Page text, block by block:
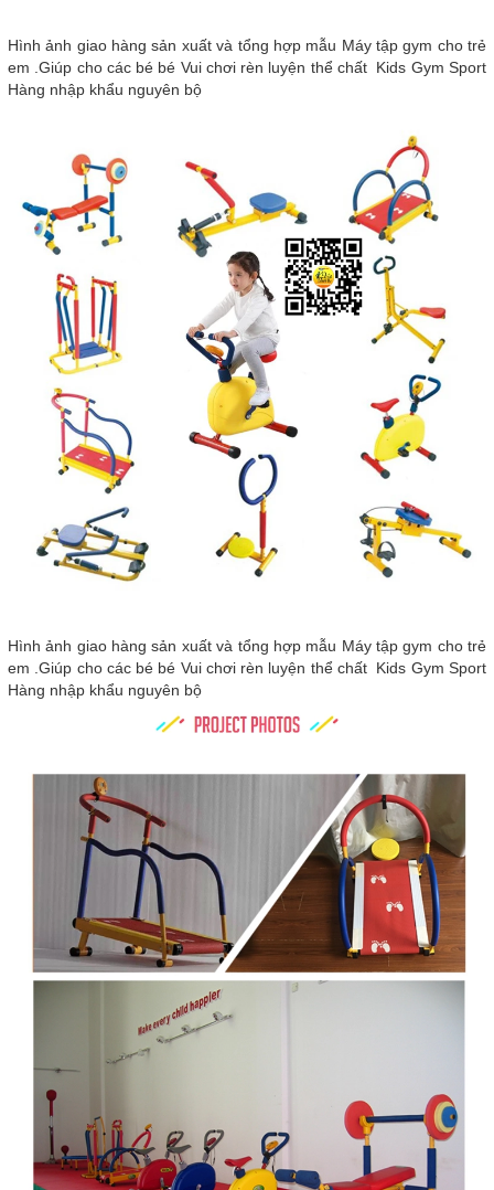
Hình ảnh giao hàng sản xuất và tổng hợp mẫu Máy tập gym cho trẻ
em .Giúp cho các bé bé Vui chơi rèn luyện thể chất Kids Gym Sport
Hàng nhập khẩu nguyên bộ
Hình ảnh giao hàng sản xuất và tổng hợp mẫu Máy tập gym cho trẻ
em .Giúp cho các bé bé Vui chơi rèn luyện thể chất Kids Gym Sport
Hàng nhập khẩu nguyên bộ